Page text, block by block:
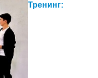
Тренинг: